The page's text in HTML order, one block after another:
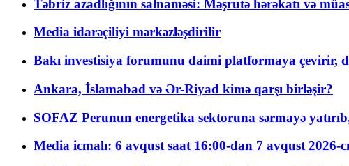
Təbriz azadlığının salnaməsi: Məşrutə hərəkatı və
Media idarəçiliyi mərkəzləşdirilir
Bakı investisiya forumunu daimi platformaya çevirir,
Ankara, İslamabad və Ər-Riyad kimə qarşı birləşir?
SOFAZ Perunun energetika sektoruna sərmayə
Media icmalı: 6 avqust saat 16:00-dan 7 avqust 2026-